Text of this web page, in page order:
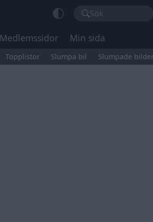
Sök
Medlemssidor Min sida
Topplistor Slumpa bil Slumpade